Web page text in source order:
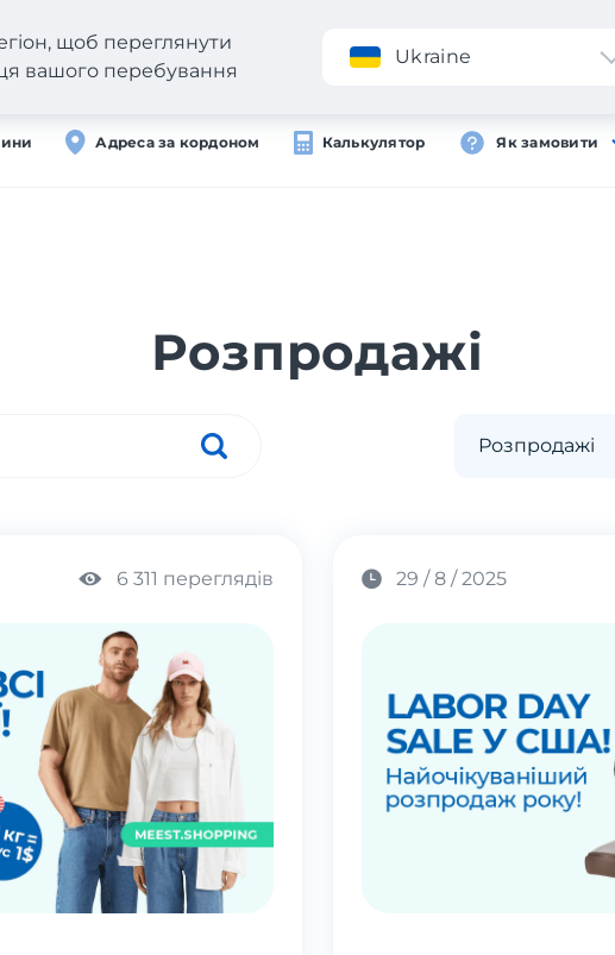
Додаток
Адреса за кордоном Калькулятор Як замовити
щоб переглянути
вашого перебування
Ukraine
Розпродажі
Розпродажі
6 311 переглядів 29 / 8 / 2025